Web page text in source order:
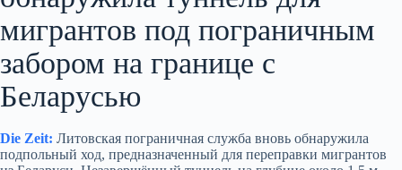
мигрантов под пограничным
забором на границе с
Беларусью
Die Zeit: Литовская пограничная служба вновь обнаружила
подпольный ход, предназначенный для переправки мигрантов